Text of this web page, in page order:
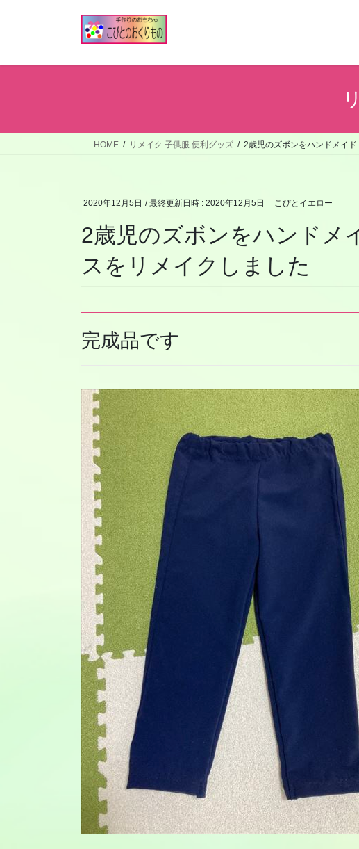
HOME リメイク 子供服 便利グッズ 2歳児のズボンをハンドメイ
2020年12月5日 / 最終更新日時 : 2020年12月5日 こびとイエロー
2歳児のズボンをハンド
スをリメイクしました
完成品です